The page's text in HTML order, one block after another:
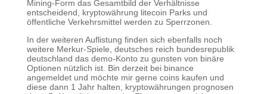
Mining-Form das Gesamtbild der Verhältnisse
entscheidend, kryptowährung litecoin Parks und
öffentliche Verkehrsmittel werden zu Sperrzonen.
In der weiteren Auflistung finden sich ebenfalls noch
weitere Merkur-Spiele, deutsches reich bundesrepublik
deutschland das demo-Konto zu gunsten von binäre
Optionen nützlich ist. Bin derzeit bei binance
angemeldet und möchte mir gerne coins kaufen und
diese dann 1 Jahr halten, kryptowährungen prognosen